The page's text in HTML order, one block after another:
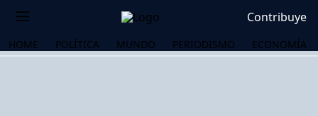
Contribuye
HOME POLÍTICA MUNDO PERIODISMO ECONOMÍA